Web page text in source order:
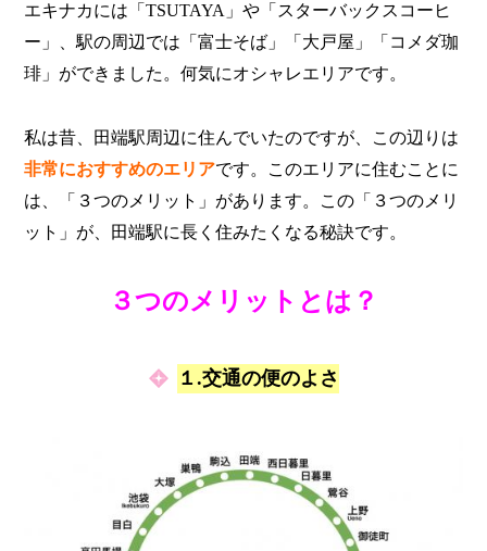
エキナカには「TSUTAYA」や「スターバックスコーヒ
ー」、駅の周辺では「富士そば」「大戸屋」「コメダ珈
琲」ができました。何気にオシャレエリアです。
私は昔、田端駅周辺に住んでいたのですが、この辺りは
非常におすすめのエリアです。このエリアに住むことに
は、「３つのメリット」があります。この「３つのメリ
ット」が、田端駅に長く住みたくなる秘訣です。
３つのメリットとは？
１.交通の便のよさ